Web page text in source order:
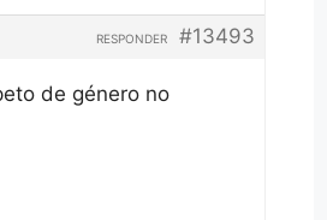
#13493
RESPONDER
de género no